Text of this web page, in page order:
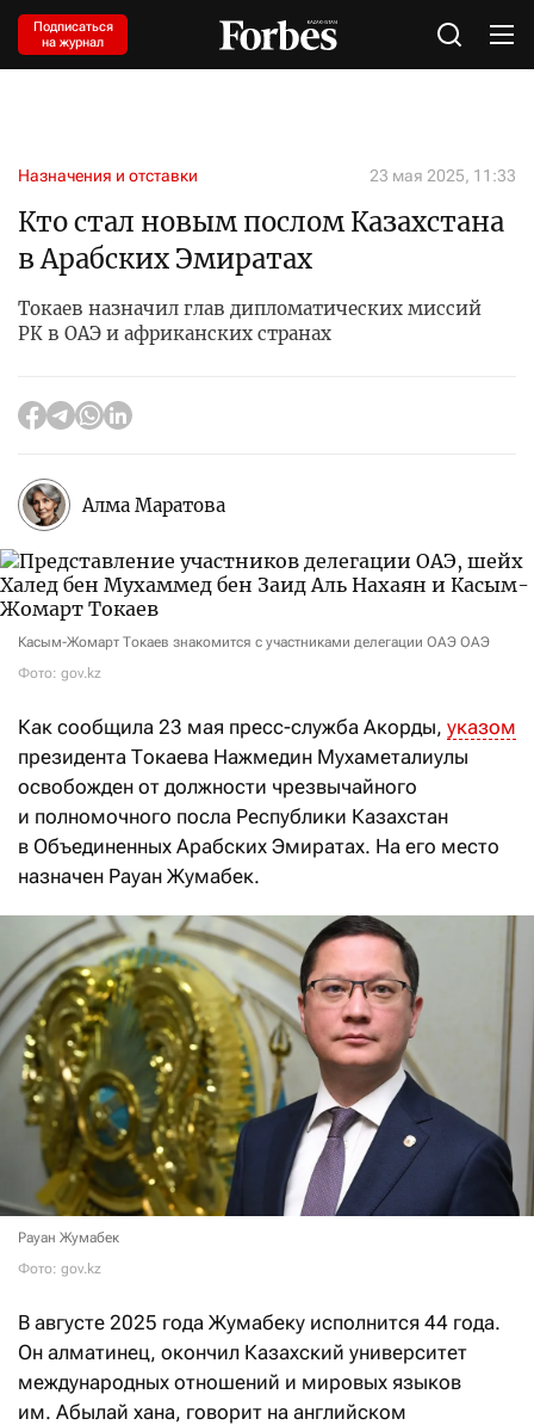
Подписаться
на журнал
Назначения и отставки 23 мая 2025, 11:33
Кто стал новым послом Казахстана
в Арабских Эмиратах
Токаев назначил глав дипломатических миссий
РК в ОАЭ и африканских странах
Алма Маратова
Касым-Жомарт Токаев знакомится с участниками делегации ОАЭ ОАЭ
Фото: gov.kz
Как сообщила 23 мая пресс-служба Акорды, указом
президента Токаева Нажмедин Мухаметалиулы
освобожден от должности чрезвычайного
и полномочного посла Республики Казахстан
в Объединенных Арабских Эмиратах. На его место
назначен Рауан Жумабек.
Рауан Жумабек
Фото: gov.kz
В августе 2025 года Жумабеку исполнится 44 года.
Он алматинец, окончил Казахский университет
международных отношений и мировых языков
им. Абылай хана, говорит на английском